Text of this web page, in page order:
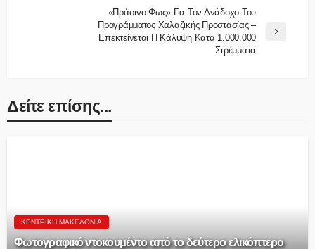
«Πράσινο Φως» Για Τον Ανάδοχο Του
Προγράμματος Χαλαζικής Προστασίας –
Επεκτείνεται Η Κάλυψη Κατά 1.000.000
Στρέμματα
Δείτε επίσης...
ΚΕΝΤΡΙΚΉ ΜΑΚΕΔΟΝΊΑ
Φωτογραφικό ντοκουμέντο από το δεύτερο ελικόπτερο